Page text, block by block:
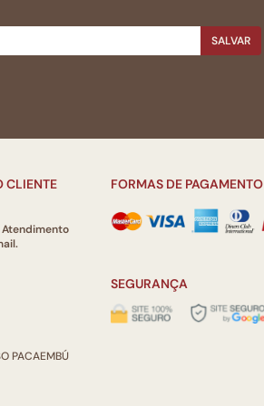
SALVAR
CLIENTE
Atendimento
PACAEMBÚ
FORMAS DE PAGAMENTO
SEGURANÇA